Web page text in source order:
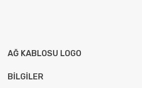
AĞ KABLOSU LOGO
BILGILER